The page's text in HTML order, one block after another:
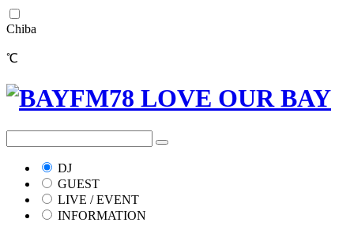
Chiba
℃
DJ
GUEST
LIVE / EVENT
INFORMATION